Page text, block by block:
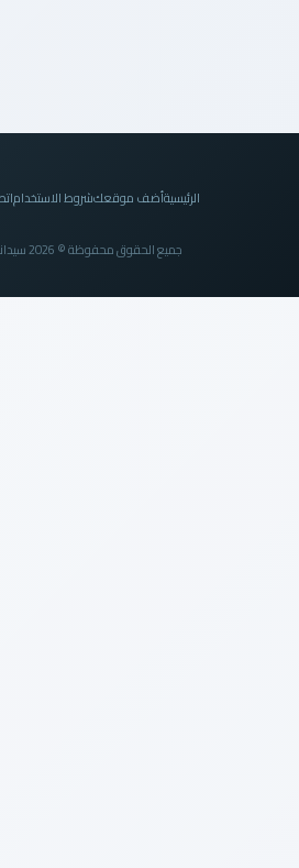
أضف موقعكشروط الاستخداماتصل بناخريطة الموقع
جميع الحقوق محفوظة © 2026 سيداني دليل المواقع